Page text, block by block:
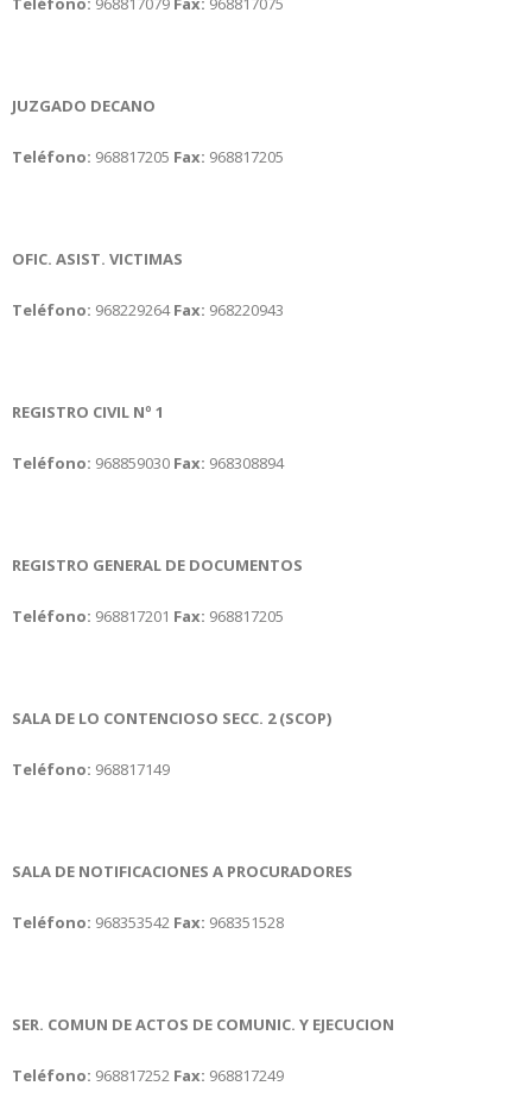
JUZGADO DECANO
Teléfono: 968817205 Fax: 968817205
OFIC. ASIST. VICTIMAS
Teléfono: 968229264Fax: 968220943
REGISTRO CIVIL Nº 1
Teléfono: 968859030 Fax: 968308894
REGISTRO GENERAL DE DOCUMENTOS
Teléfono: 968817201 Fax: 968817205
SALA DE LO CONTENCIOSO SECC. 2 (SCOP)
Teléfono: 968817149
SALA DE NOTIFICACIONES A PROCURADORES
Teléfono: 968353542 Fax: 968351528
SER. COMUN DE ACTOS DE COMUNIC. Y EJECUCION
Teléfono: 968817252 Fax: 968817249